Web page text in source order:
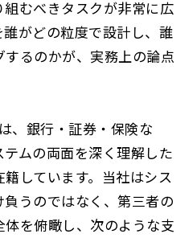
むべきタスクが非常に広
がどの粒度で設計し、誰
るのかが、実務上の論点
銀行・証券・保険な
ムの両面を深く理解した
しています。当社はシス
うのではなく、第三者の
を俯瞰し、次のような支